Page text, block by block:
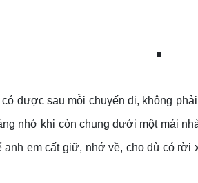
được sau mỗi chuyến đi, không
nhớ khi còn chung dưới một mái
em cất giữ, nhớ về, cho dù có